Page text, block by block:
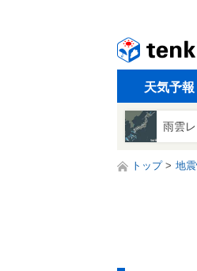
天気予報
雨雲
トップ 地